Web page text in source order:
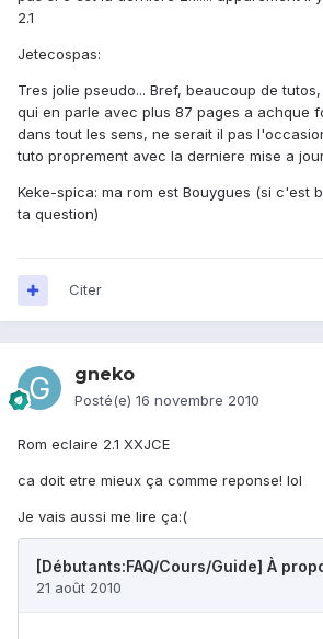
2.1
Jetecospas:
Tres jolie pseudo... Bref, beaucoup de
qui en parle avec plus 87 pages a achque
dans tout les sens, ne serait il pas
tuto proprement avec la derniere mise a
Keke-spica: ma rom est Bouygues (si c'est
ta question)
Citer
gneko
Posté(e) 16 novembre 2010
Rom eclaire 2.1 XXJCE
ca doit etre mieux ça comme reponse! lol
Je vais aussi me lire ça:(